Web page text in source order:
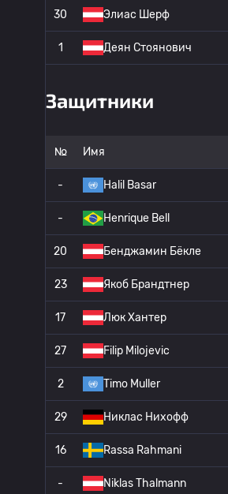
30 Элиас Шерф
1 Деян Стоянович
Защитники
№ Имя
- Halil Basar
- Henrique Bell
20 Бенджамин Бёкле
23 Якоб Брандтнер
17 Люк Хантер
27 Filip Milojevic
2 Timo Muller
29 Никлас Нихофф
16 Rassa Rahmani
- Niklas Thalmann